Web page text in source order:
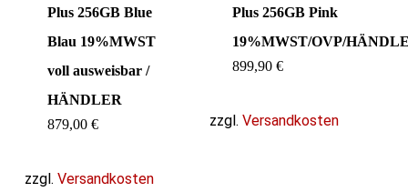
Plus 256GB Blue
Blau 19%MWST
voll ausweisbar /
HÄNDLER
879,00€
zzgl.Versandkosten
Plus 256GB Pink
19%MWST/OVP/
899,90€
zzgl.Versandkosten